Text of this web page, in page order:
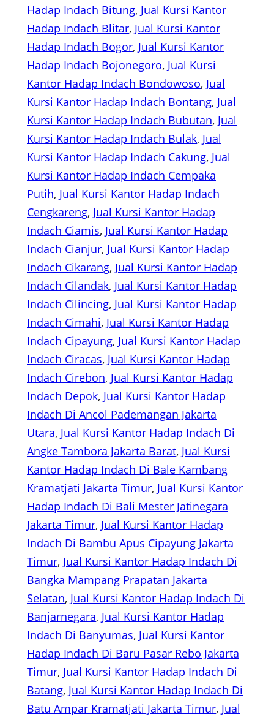
Hadap Indach Bitung, Jual Kursi Kantor
Hadap Indach Blitar, Jual Kursi Kantor
Hadap Indach Bogor, Jual Kursi Kantor
Hadap Indach Bojonegoro, Jual Kursi
Kantor Hadap Indach Bondowoso, Jual
Kursi Kantor Hadap Indach Bontang, Jual
Kursi Kantor Hadap Indach Bubutan, Jual
Kursi Kantor Hadap Indach Bulak, Jual
Kursi Kantor Hadap Indach Cakung, Jual
Kursi Kantor Hadap Indach Cempaka
Putih, Jual Kursi Kantor Hadap Indach
Cengkareng, Jual Kursi Kantor Hadap
Indach Ciamis, Jual Kursi Kantor Hadap
Indach Cianjur, Jual Kursi Kantor Hadap
Indach Cikarang, Jual Kursi Kantor Hadap
Indach Cilandak, Jual Kursi Kantor Hadap
Indach Cilincing, Jual Kursi Kantor Hadap
Indach Cimahi, Jual Kursi Kantor Hadap
Indach Cipayung, Jual Kursi Kantor Hadap
Indach Ciracas, Jual Kursi Kantor Hadap
Indach Cirebon, Jual Kursi Kantor Hadap
Indach Depok, Jual Kursi Kantor Hadap
Indach Di Ancol Pademangan Jakarta
Utara, Jual Kursi Kantor Hadap Indach Di
Angke Tambora Jakarta Barat, Jual Kursi
Kantor Hadap Indach Di Bale Kambang
Kramatjati Jakarta Timur, Jual Kursi Kantor
Hadap Indach Di Bali Mester Jatinegara
Jakarta Timur, Jual Kursi Kantor Hadap
Indach Di Bambu Apus Cipayung Jakarta
Timur, Jual Kursi Kantor Hadap Indach Di
Bangka Mampang Prapatan Jakarta
Selatan, Jual Kursi Kantor Hadap Indach Di
Banjarnegara, Jual Kursi Kantor Hadap
Indach Di Banyumas, Jual Kursi Kantor
Hadap Indach Di Baru Pasar Rebo Jakarta
Timur, Jual Kursi Kantor Hadap Indach Di
Batang, Jual Kursi Kantor Hadap Indach Di
Batu Ampar Kramatjati Jakarta Timur, Jual